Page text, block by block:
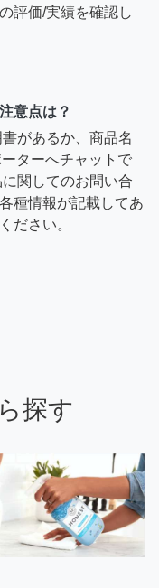
評価/実績を確認し
意点は？
があるか、商品名
ターへチャットで
関してのお問い合
種情報が記載してあ
ださい。
探す